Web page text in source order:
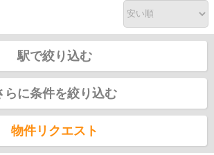
駅で絞り込む
らに条件を絞り込む
物件リクエスト